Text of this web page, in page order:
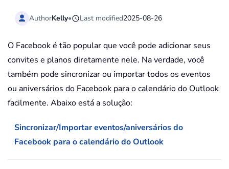
AuthorKelly• Last modified2025-08-26
O Facebook é tão popular que você pode adicionar seus
convites e planos diretamente nele. Na verdade, você
também pode sincronizar ou importar todos os eventos
ou aniversários do Facebook para o calendário do Outlook
facilmente. Abaixo está a solução:
Sincronizar/Importar eventos/aniversários do
Facebook para o calendário do Outlook